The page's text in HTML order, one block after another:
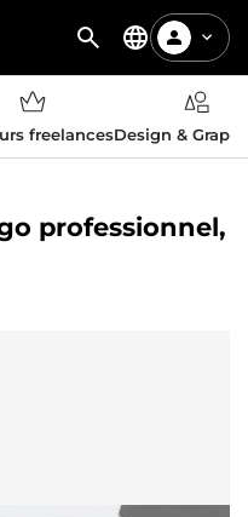
freelancesDesign &
professionnel,